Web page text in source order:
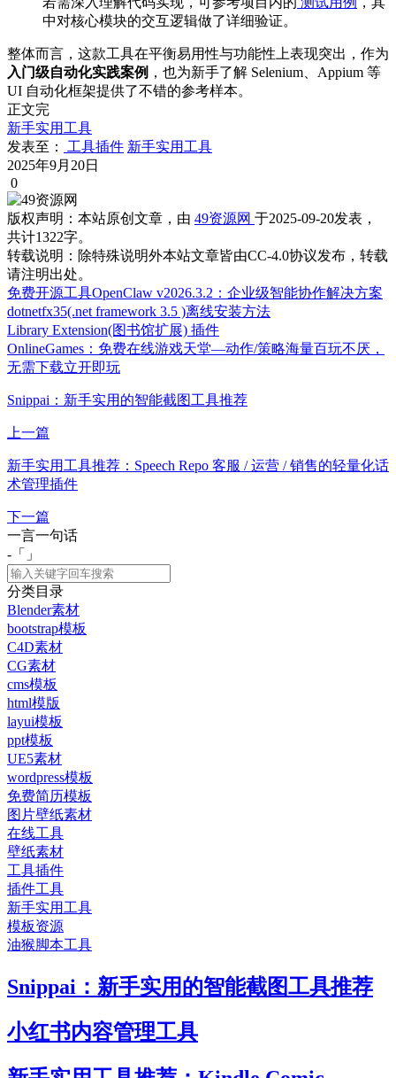
中对核心模块的交互逻辑做了详细验证。
整体而言，这款工具在平衡易用性与功能性上表现突出，作为
入门级自动化实践案例 ，也为新手了解 Selenium、Appium 等
UI 自动化框架提供了不错的参考样本。
正文完
新手实用工具
发表至：
工具插件 新手实用工具
2025年9月20日
0
版权声明： 本站原创文章，由 49资源网 于2025-09-20发表，
共计1322字。
转载说明： 除特殊说明外本站文章皆由CC-4.0协议发布，转载
请注明出处。
免费开源工具OpenClaw v2026.3.2：企业级智能协作解决方案
dotnetfx35(.net framework 3.5 )离线安装方法
Library Extension(图书馆扩展) 插件
OnlineGames：免费在线游戏天堂—动作/策略海量百玩不厌，
无需下载立开即玩
Snippai：新手实用的智能截图工具推荐
上一篇
新手实用工具推荐：Speech Repo 客服 / 运营 / 销售的轻量化话
术管理插件
下一篇
一言一句话
-「
」
分类目录
Blender素材
bootstrap模板
C4D素材
CG素材
cms模板
html模版
layui模板
ppt模板
UE5素材
wordpress模板
免费简历模板
图片壁纸素材
在线工具
壁纸素材
工具插件
插件工具
新手实用工具
模板资源
油猴脚本工具
Snippai：新手实用的智能截图工具推荐
小红书内容管理工具